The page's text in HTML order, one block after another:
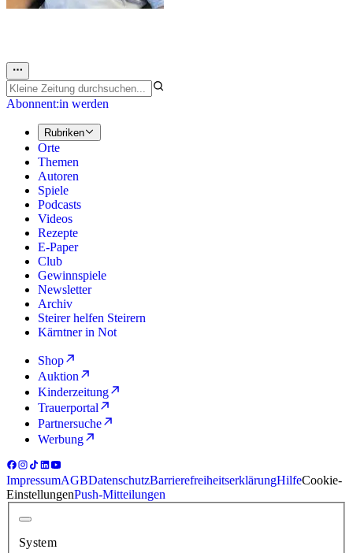
Abonnent:in werden
Rubriken
Orte
Themen
Autoren
Spiele
Podcasts
Videos
Rezepte
E-Paper
Club
Gewinnspiele
Newsletter
Archiv
Steirer helfen Steirern
Kärntner in Not
Shop
Auktion
Kinderzeitung
Trauerportal
Partnersuche
Werbung
ImpressumAGBDatenschutzBarrierefreiheitserklärungHilfeCookie-
EinstellungenPush-Mitteilungen
System